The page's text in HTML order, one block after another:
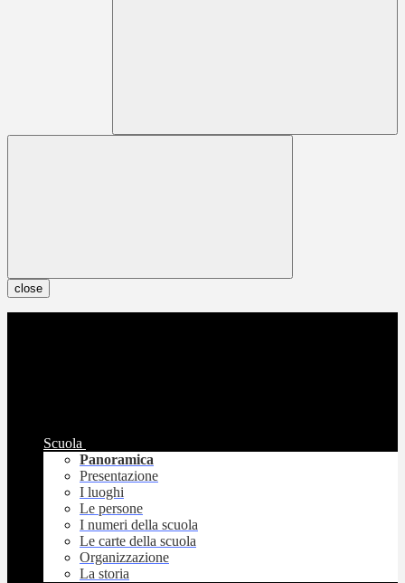
close
Scuola
Panoramica
Presentazione
I luoghi
Le persone
I numeri della scuola
Le carte della scuola
Organizzazione
La storia